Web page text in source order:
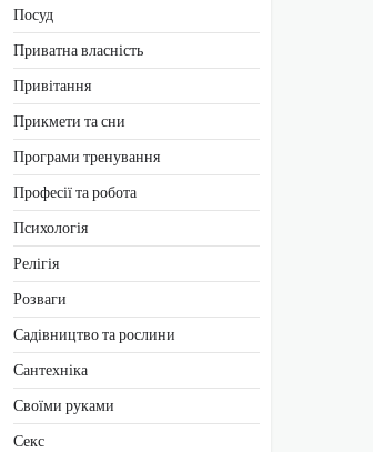
Посуд
Приватна власність
Привітання
Прикмети та сни
Програми тренування
Професії та робота
Психологія
Релігія
Розваги
Садівництво та рослини
Сантехніка
Своїми руками
Секс